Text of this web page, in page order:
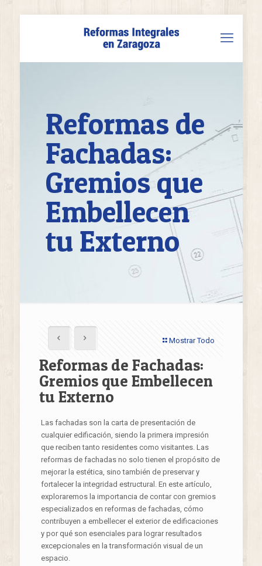
Reformas de
Fachadas:
Gremios que
Embellecen
tu Externo
Mostrar Todo
Reformas de Fachadas:
Gremios que Embellecen
tu Externo
Las fachadas son la carta de presentación de
cualquier edificación, siendo la primera impresión
que reciben tanto residentes como visitantes. Las
reformas de fachadas no solo tienen el propósito de
mejorar la estética, sino también de preservar y
fortalecer la integridad estructural. En este artículo,
exploraremos la importancia de contar con gremios
especializados en reformas de fachadas, cómo
contribuyen a embellecer el exterior de edificaciones
y por qué son esenciales para lograr resultados
excepcionales en la transformación visual de un
espacio.